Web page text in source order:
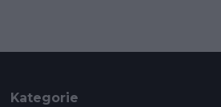
Kategorie